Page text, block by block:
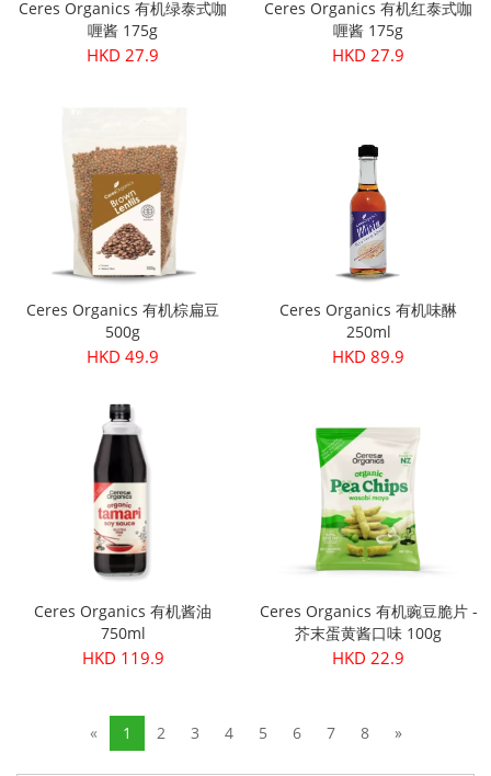
Ceres Organics 有机绿泰式咖
喱酱 175g
HKD 27.9
Ceres Organics 有机红泰式咖
喱酱 175g
HKD 27.9
Ceres Organics 有机棕扁豆
500g
HKD 49.9
Ceres Organics 有机味醂
250ml
HKD 89.9
Ceres Organics 有机酱油
750ml
HKD 119.9
Ceres Organics 有机豌豆脆片 -
芥末蛋黄酱口味 100g
HKD 22.9
« 1 2 3 4 5 6 7 8 »